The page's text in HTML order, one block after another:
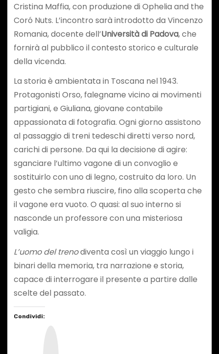
Cristina Maffia, con produzione di Ophelia and the
Coró Nuts. L’incontro sarà introdotto da Vincenzo
Romania, docente dell’Università di Padova, che
fornirà al pubblico il contesto storico e culturale
della vicenda.
La storia è ambientata in Toscana nel 1943.
Protagonisti Orso, falegname vicino ai movimenti
partigiani, e Giuliana, giovane contabile
appassionata di fotografia. Ogni giorno assistono
al passaggio di treni tedeschi diretti verso nord,
carichi di persone. Da qui la decisione di agire:
sganciare l’ultimo vagone di un convoglio e
sostituirlo con uno di legno, costruito da loro. Un
gesto che sembra riuscire, fino alla scoperta che
il vagone era vuoto. O quasi: al suo interno si
nasconde un professore con una misteriosa
valigia.
L’uomo del trenodiventa così un viaggio lungo i
binari della memoria, tra narrazione e storia,
capace di interrogare il presente a partire dalle
scelte del passato.
Condividi: